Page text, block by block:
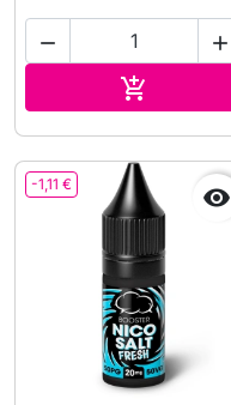
 

-1,11 € 